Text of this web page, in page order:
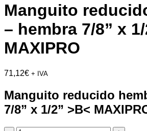
Manguito
– hembra 7/8” x
MAXIPRO
71,12€ + IVA
Manguito reducido
7/8” x 1/2” >B<